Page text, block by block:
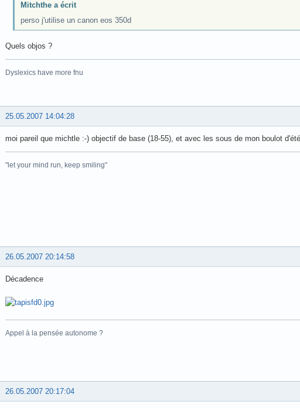
Mitchthe a écrit
perso j'utilise un canon eos 350d
Quels objos ?
Dyslexics have more fnu
25.05.2007 14:04:28
moi pareil que michtle :-) objectif de base (18-55), et avec les sous de mon boulot
"let your mind run, keep smiling"
26.05.2007 20:14:58
Décadence
Appel à la pensée autonome ?
26.05.2007 20:17:04